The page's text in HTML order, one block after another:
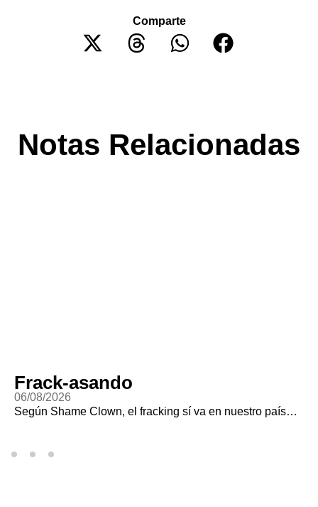
Comparte
Notas Relacionadas
Frack-asando
06/08/2026
Según Shame Clown, el fracking sí va en nuestro país…